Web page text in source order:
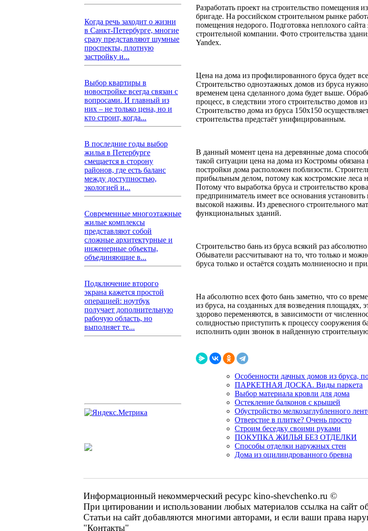
Когда речь заходит о жизни
в Санкт-Петербурге, многие
сразу представляют шумные
проспекты, плотную
застройку и...
Выбор квартиры в
новостройке всегда связан с
вопросами. И главный из
них – не только цена, но и
кто строит, когда...
В последние годы выбор
жилья в Петербурге
смещается в сторону
районов, где есть баланс
между доступностью,
экологией и...
Современные многоэтажные
жилые комплексы
представляют собой
сложные архитектурные и
инженерные объекты,
объединяющие в...
Подключение второго
экрана кажется простой
операцией: ноутбук
получает дополнительную
рабочую область, но
выполняет те...
Разработать проект на строительство помещения
бригаде. На российском строительном рынке
помещения недорого. Подготовка неплохого сайта
строительной компании. Фото строительства
Yandex.
Цена на дома из профилированного бруса будет
Строительство одноэтажных домов из бруса
временем цена сделанного дома будет выше.
процесс, в следствии этого строительство домов
Строительство дома из бруса 150х150
строительства предстаёт унифицированным.
В данный момент цена на деревянные дома
такой ситуации цена на дома из Костромы
постройки дома расположен поблизости.
прибыльным делом, потому как костромские леса
Потому что выработка бруса и строительство
предприниматель имеет все основания
высокой наживы. Из древесного строительного
функциональных зданий.
Строительство бань из бруса всякий раз
Обыватели рассчитывают на то, что только и
бруса только и остаётся создать молниеносно и
На абсолютно всех фото бань заметно, что со
из бруса, на созданных для возведения площадях,
здорово переменяются, в зависимости от
солидностью приступить к процессу сооружения
исполнить один звонок в найденную
Особенности дачных домов из бруса,
ПАРКЕТНАЯ ДОСКА. Виды паркета
Выбор материала кровли для дома
Остекление балконов с крышей
Обустройство мелкозаглубленного
Отверстие в плитке? Очень просто
Строим беседку своими руками
ПОКУПКА ЖИЛЬЯ БЕЗ ОТДЕЛКИ
Способы отделки наружных стен
Дома из оцилиндрованного бревна
Информационный некоммерческий ресурс kino-shevchenko.ru ©
При цитировании и использовании любых материалов ссылка на сайт
Статьи на сайт добавляются многими авторами, и если ваши права
"Контакты"